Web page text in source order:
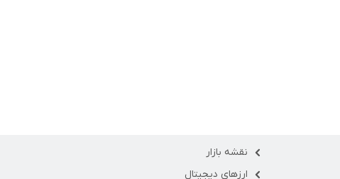
نقشه بازار
ارزهای دیجیتال